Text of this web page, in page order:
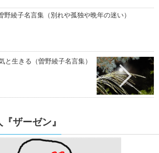
野綾子名言集（別れや孤独や晩年の迷い）
と生きる（曽野綾子名言集）
ザーゼン』